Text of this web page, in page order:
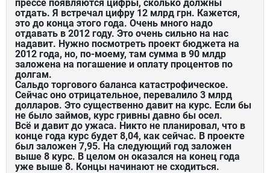
прессе появляются цифры, сколько должны
отдать. Я встречал цифру 12 млрд грн. Кажется,
это до конца этого года. Очень много надо
отдавать в 2012 году. Это очень сильно на нас
надавит. Нужно посмотреть проект бюджета на
2012 года, но, по-моему, там сумма в 90 млдр
заложена на погашение и оплату процентов по
долгам.
Сальдо торгового баланса катастрофическое.
Сейчас оно отрицательное, перевалило 3 млрд
долларов. Это существенно давит на курс. Если бы
не было займов, курс гривны давно бы осел.
Всё и давит до ужаса. Никто не планировал, что в
конце года курс будет 8,04, как сейчас. В проекте
был заложен 7,95. На следующий год заложен
выше 8 курс. В целом он оказался на конец года
уже выше 8. Концы начинают не сходиться.